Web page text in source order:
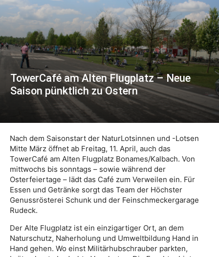
TowerCafé am Alten Flugplatz – Neue
Saison pünktlich zu Ostern
Nach dem Saisonstart der NaturLotsinnen und -Lotsen
Mitte März öffnet ab Freitag, 11. April, auch das
TowerCafé am Alten Flugplatz Bonames/Kalbach. Von
mittwochs bis sonntags – sowie während der
Osterfeiertage – lädt das Café zum Verweilen ein. Für
Essen und Getränke sorgt das Team der Höchster
Genussrösterei Schunk und der Feinschmeckergarage
Rudeck.
Der Alte Flugplatz ist ein einzigartiger Ort, an dem
Naturschutz, Naherholung und Umweltbildung Hand in
Hand gehen. Wo einst Militärhubschrauber parkten,